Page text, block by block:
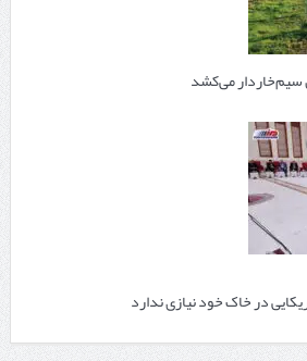
سیم‌خاردار می‌کشد
در خاک خود نیازی ندارد